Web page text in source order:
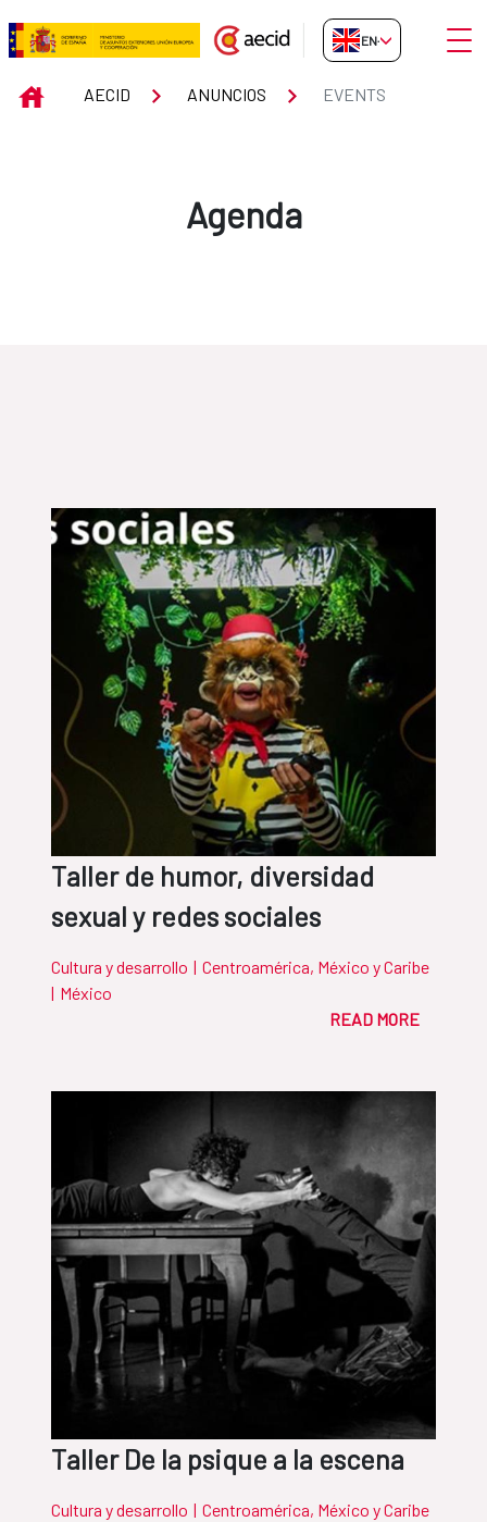
Skip to Main Content
Events
EN-GB
INICIOAECID ANUNCIOS EVENTS
Agenda
Taller de humor, diversidad
sexual y redes sociales
Cultura y desarrollo | Centroamérica, México y Caribe
| México
READ MORE
Taller De la psique a la escena
Cultura y desarrollo | Centroamérica, México y Caribe